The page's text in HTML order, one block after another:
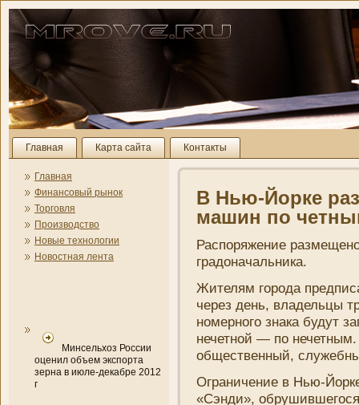
Главная Карта сайта Контакты
Главная
Финансовый рынок
Торговля
Производство
Новые технологии
Новостная лента
Минсельхоз России
оценил объем экспорта
зерна в июле-декабре 2012
г
В Нью-Йорке
машин по
Распоряжени­е
градоначальни­ка.
Жителям города
через день, владельцы
номерного знака будут
нечетной — по
общественный,
Ограни­чени­е в Нью-
«Сэнди»,